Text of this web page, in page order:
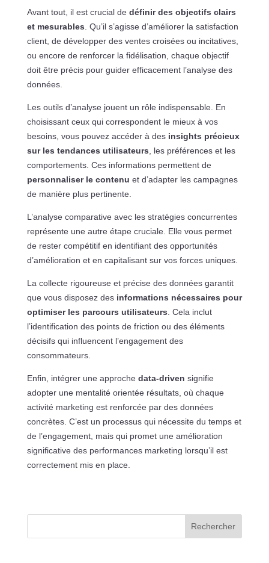
Avant tout, il est crucial de définir des objectifs clairs
et mesurables . Qu’il s’agisse d’améliorer la satisfaction
client, de développer des ventes croisées ou incitatives,
ou encore de renforcer la fidélisation, chaque objectif
doit être précis pour guider efficacement l’analyse des
données.
Les outils d’analyse jouent un rôle indispensable. En
choisissant ceux qui correspondent le mieux à vos
besoins, vous pouvez accéder à des insights précieux
sur les tendances utilisateurs , les préférences et les
comportements. Ces informations permettent de
personnaliser le contenu et d’adapter les campagnes
de manière plus pertinente.
L’analyse comparative avec les stratégies concurrentes
représente une autre étape cruciale. Elle vous permet
de rester compétitif en identifiant des opportunités
d’amélioration et en capitalisant sur vos forces uniques.
La collecte rigoureuse et précise des données garantit
que vous disposez des informations nécessaires pour
optimiser les parcours utilisateurs . Cela inclut
l’identification des points de friction ou des éléments
décisifs qui influencent l’engagement des
consommateurs.
Enfin, intégrer une approche data-driven signifie
adopter une mentalité orientée résultats, où chaque
activité marketing est renforcée par des données
concrètes. C’est un processus qui nécessite du temps et
de l’engagement, mais qui promet une amélioration
significative des performances marketing lorsqu’il est
correctement mis en place.
Rechercher